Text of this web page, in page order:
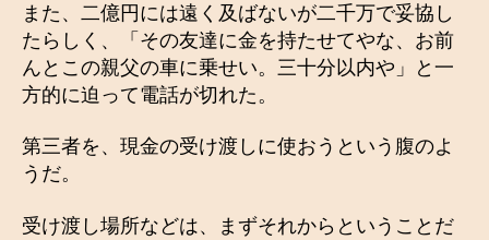
また、二億円には遠く及ばないが二千万で妥協し
たらしく、「その友達に金を持たせてやな、お前
んとこの親父の車に乗せい。三十分以内や」と一
方的に迫って電話が切れた。
第三者を、現金の受け渡しに使おうという腹のよ
うだ。
受け渡し場所などは、まずそれからということだ